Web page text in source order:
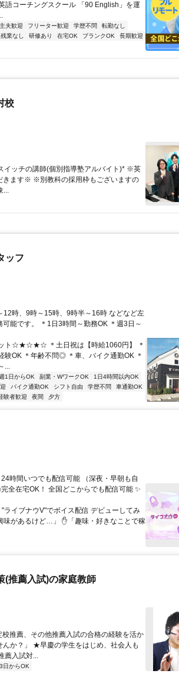
語コーチングスクール 「90 English」を運
夫歓迎 フリーター歓迎 学歴不問
転勤なし
残業なし 研修あり 在宅OK ブランクOK
長期歓迎
校
イッチの講師(個別指導塾アルバイト)* ※英
きます※ ※別教科の採用枠もございますの
...
ッフ
12時、9時～15時、9時半～16時 などなど左
能です。 ＊1日3時間～勤務OK ＊週3日～
☆★☆★☆ ＊土日祝は【時給1060円】 ＊
OK ＊年齢不問◎ ＊車、バイク通勤OK ＊
...
1日からOK 副業・WワークOK
1日4時間以内OK
バイク通勤OK シフト自由 学歴不問
車通勤OK
験者歓迎 夜間 夕方
時間いつでも配信可能 （深夜・早朝も自
全在宅OK！ 全国どこからでも配信可能 ✨
ライブナウV"でボイス配信 デビューしてみ
味があるけど…」 ✋「趣味・好きなことで稼
(推薦入試)の家庭教師
推薦、その他推薦入試の合格の経験を活か
んか？」 ★早慶の学生をはじめ、社会人も
薦入試対...
日からOK